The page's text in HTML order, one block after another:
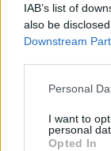
IAB’s list of
also be
Downstream
Personal
I want to
personal
Opted In
аеродромот
беа
Србија.
-
и се
гледа на